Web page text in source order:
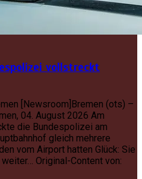
vollstreckt
[Newsroom]Bremen (ots) –
04. August 2026 Am
die Bundespolizei am
gleich mehrere
vom Airport hatten Glück: Sie
Original-Content von: